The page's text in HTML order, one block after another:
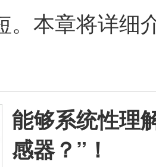
。本章将详细
能够系统性理
感器？”！